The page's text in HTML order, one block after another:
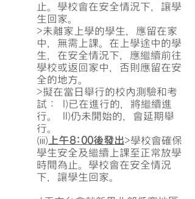
止。學校會在安全情況下，讓學
生回家。
>未離家上學的學生，應留在家
中，無需上課。在上學途中的學
生，在安全情況下，應繼續前往
學校或返回家中，否則應留在安
全的地方。
>擬在當日舉行的校內測驗和考
試：
I)已在進行的，將繼續進
行。
II)仍未開始的，會延期舉
行。
(iii) 上午8:00後發出>學校會確保
學生安全及繼續上課至正常放學
時間為止。學校會在安全情況
下，讓學生回家。